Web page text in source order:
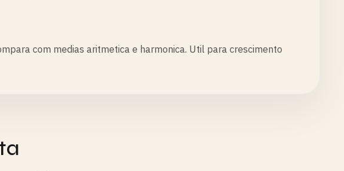
com medias aritmetica e harmonica. Util para crescimento